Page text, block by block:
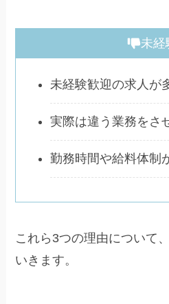
未経
未経験歓迎の求人が
実際は違う業務をさ
勤務時間や給料体制
これら3つの理由について
いきます。